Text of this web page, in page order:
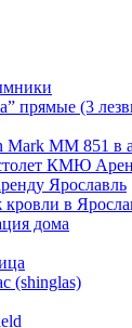
прямые (3
Mark MM 851 в
КМЮ
Ярославль
в
дома
(shinglas)